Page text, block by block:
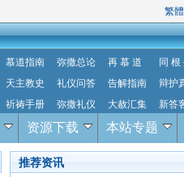
繁體
慕道指南 弥撒总论 再 慕 道 同 根
天主教史 礼仪问答 告解指南 辩护
祈祷手册 弥撒礼仪 大赦汇集 新答
资源下载 本站专题
推荐资讯